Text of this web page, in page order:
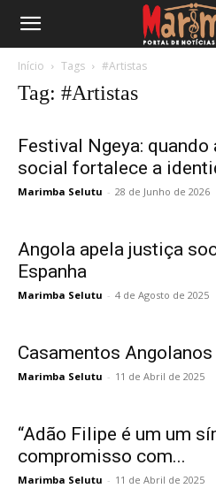
Início Tags #Artistas
Tag: #Artistas
Festival Ngeya:
social fortalece a
Marimba Selutu - 28 de Junho de 2026
Angola apela justiça
Espanha
Marimba Selutu - 4 de Agosto de 2025
Casamentos
Marimba Selutu - 11 de Abril de 2025
“Adão Filipe é um um
compromisso com...
Marimba Selutu - 11 de Abril de 2025